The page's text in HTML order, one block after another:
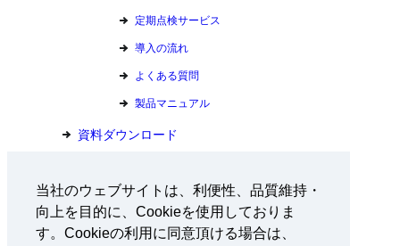
当社のウェブサイトは、利便性、品質維持・
向上を目的に、Cookieを使用しておりま
す。Cookieの利用に同意頂ける場合は、
定期点検サービス
導入の流れ
よくある質問
製品マニュアル
資料ダウンロード
会社情報